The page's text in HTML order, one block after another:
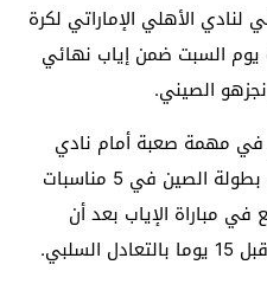
لنادي الأهلي الإماراتي لكرة
يوم السبت ضمن إياب نهائي
الصيني.
في مهمة صعبة أمام نادي
جوانجزهو ايفرجراند المتوج بلقب بطولة الصين في 5 مناسبات
مباراة الإياب بعد أن